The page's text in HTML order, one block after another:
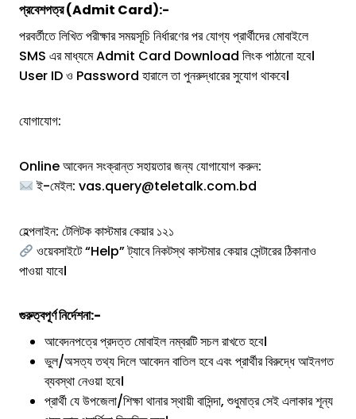
প্রবেশপত্র (Admit Card):-
পরবর্তীতে লিখিত পরীক্ষার সময়সূচি নির্ধারণের পর যোগ্য প্রার্থীদের মোবাইলে
SMS এর মাধ্যমে Admit Card Download লিংক পাঠানো হবে।
User ID ও Password হারালে তা পুনরুদ্ধারের সুযোগ থাকবে।
যোগাযোগ:
Online আবেদন সংক্রান্ত সহায়তার জন্য যোগাযোগ করুন:
ই-মেইল: vas.query@teletalk.com.bd
হেল্পলাইন: টেলিটক কাস্টমার কেয়ার ১২১
ওয়েবসাইটে “Help” ট্যাবে নিকটস্থ কাস্টমার কেয়ার সেন্টারের ঠিকানাও
পাওয়া যাবে।
গুরুত্বপূর্ণ নির্দেশনা:-
আবেদনপত্রে প্রদত্ত মোবাইল নম্বরটি সচল রাখতে হবে।
ভুল/অসত্য তথ্য দিলে আবেদন বাতিল হবে এবং প্রার্থীর বিরুদ্ধে আইনগত
ব্যবস্থা নেওয়া হবে।
প্রার্থী যে উপজেলা/শিক্ষা থানার স্থায়ী বাসিন্দা, শুধুমাত্র সেই এলাকার শূন্য